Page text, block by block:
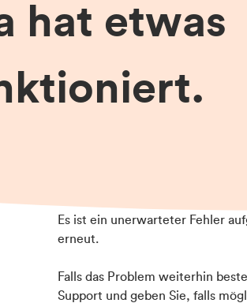
hat etwas
Es ist ein unerwarteter Fehler
erneut.
Falls das Problem weiterhin
Support und geben Sie, falls